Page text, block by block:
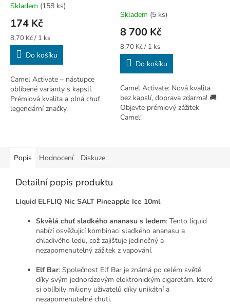
Průměrné
hodnocení
produktu
je
4,5
5
hvězdiček.
Skladem (158 ks)
174 Kč
Měrná
cena:
8,70 Kč / 1 ks
Do košíku
Camel Activate – nástupce
oblíbené varianty s kapslí.
Prémiová kvalita a plná chuť
legendární značky.
Skladem (5 ks)
8 700 Kč
Měrná
cena:
8,70 Kč / 1 ks
Do košíku
Camel Activate: Nová kvalita
bez kapslí, doprava zdarma! 🚚
Objevte prémiový zážitek
Camel!
Popis Hodnocení Diskuze
Detailní popis produktu
Liquid ELFLIQ Nic SALT Pineapple Ice 10ml
Skvělá chuť sladkého ananasu s ledem: Tento liquid
nabízí osvěžující kombinaci sladkého ananasu a
chladivého ledu, což zajišťuje jedinečný a
nezapomenutelný zážitek z vapování.
Elf Bar: Společnost Elf Bar je známá po celém světě
díky svým jednorázovým elektronickým cigaretám, které
si oblíbily miliony uživatelů díky unikátní a
nezapomenutelné chuti.